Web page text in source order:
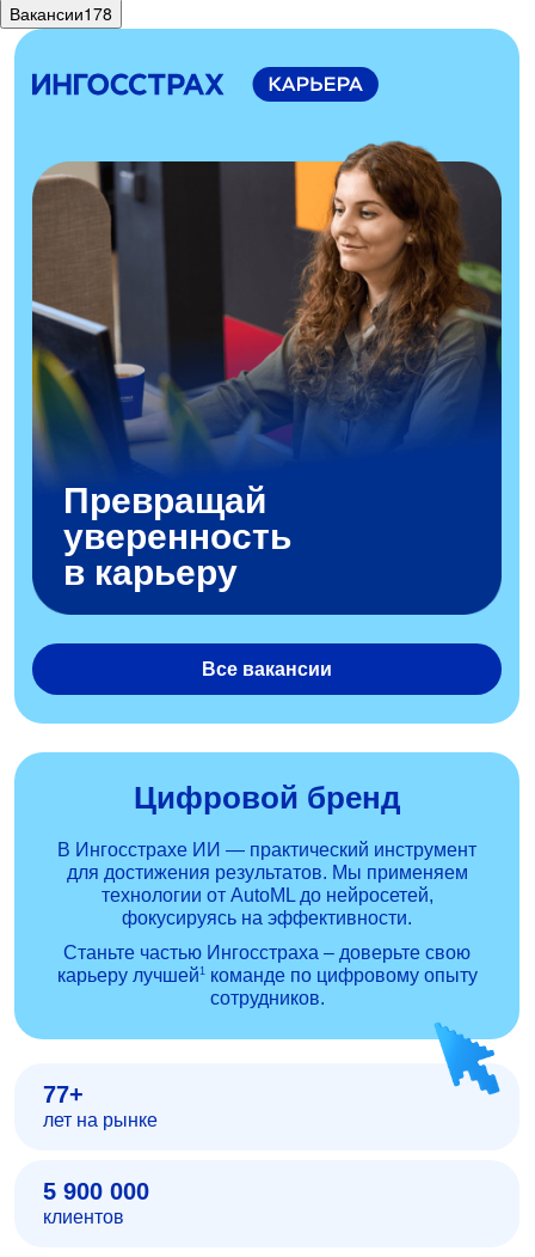
Вакансии178
Превращай
уверенность
в карьеру
Все вакансии
Цифровой бренд
В Ингосстрахе ИИ — практический инструмент
для достижения результатов. Мы применяем
технологии от AutoML до нейросетей,
фокусируясь на эффективности.
Станьте частью Ингосстраха – доверьте свою
карьеру лучшей1команде по цифровому опыту
сотрудников.
77+
лет на рынке
5 900 000
клиентов